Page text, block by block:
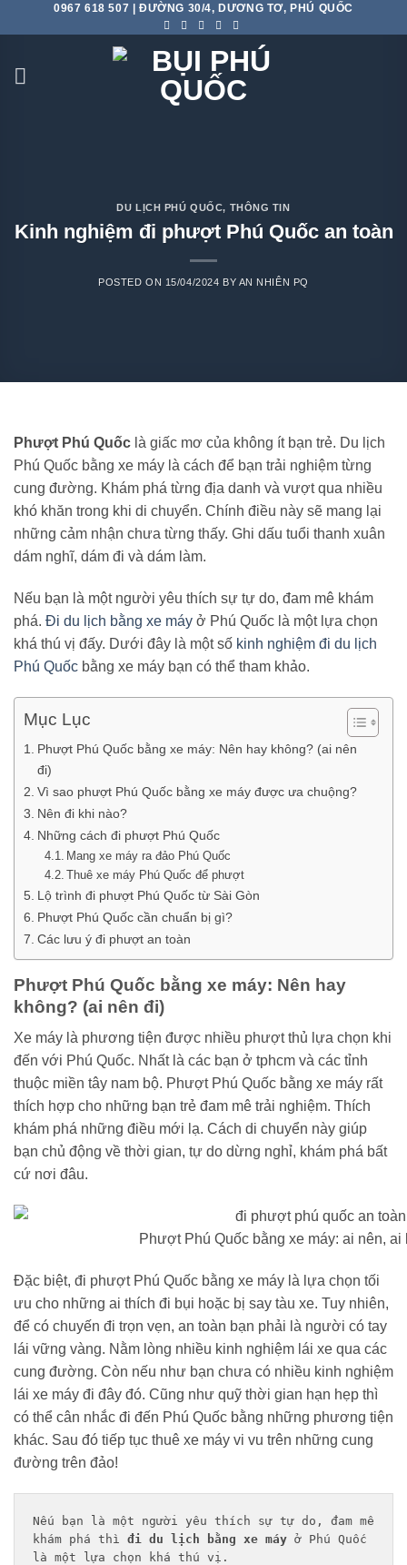
to
0967 618 507 | ĐƯỜNG 30/4, DƯƠNG TƠ, PHÚ QUỐC
DU LỊCH PHÚ QUỐC, THÔNG TIN
Kinh nghiệm đi phượt Phú Quốc an toàn
POSTED ON 15/04/2024 BY AN NHIÊN PQ
Phượt Phú Quốc là giấc mơ của không ít bạn trẻ. Du lịch
Phú Quốc bằng xe máy là cách để bạn trải nghiệm từng
cung đường. Khám phá từng địa danh và vượt qua nhiều
khó khăn trong khi di chuyển. Chính điều này sẽ mang lại
những cảm nhận chưa từng thấy. Ghi dấu tuổi thanh xuân
dám nghĩ, dám đi và dám làm.
Nếu bạn là một người yêu thích sự tự do, đam mê khám
phá. Đi du lịch bằng xe máy ở Phú Quốc là một lựa chọn
khá thú vị đấy. Dưới đây là một số kinh nghiệm đi du lịch
Phú Quốc bằng xe máy bạn có thể tham khảo.
Mục Lục
Phượt Phú Quốc bằng xe máy: Nên hay không? (ai nên
đi)
Vì sao phượt Phú Quốc bằng xe máy được ưa chuộng?
Nên đi khi nào?
Những cách đi phượt Phú Quốc
Mang xe máy ra đảo Phú Quốc
Thuê xe máy Phú Quốc để phượt
Lộ trình đi phượt Phú Quốc từ Sài Gòn
Phượt Phú Quốc cần chuẩn bị gì?
Các lưu ý đi phượt an toàn
Phượt Phú Quốc bằng xe máy: Nên hay
không? (ai nên đi)
Xe máy là phương tiện được nhiều phượt thủ lựa chọn khi
đến với Phú Quốc. Nhất là các bạn ở tphcm và các tỉnh
thuộc miền tây nam bộ. Phượt Phú Quốc bằng xe máy rất
thích hợp cho những bạn trẻ đam mê trải nghiệm. Thích
khám phá những điều mới lạ. Cách di chuyển này giúp
bạn chủ động về thời gian, tự do dừng nghỉ, khám phá bất
cứ nơi đâu.
Phượt Phú Quốc bằng xe máy: ai nên, ai
Đặc biệt, đi phượt Phú Quốc bằng xe máy là lựa chọn tối
ưu cho những ai thích đi bụi hoặc bị say tàu xe. Tuy nhiên,
để có chuyến đi trọn vẹn, an toàn bạn phải là người có tay
lái vững vàng. Nằm lòng nhiều kinh nghiệm lái xe qua các
cung đường. Còn nếu như bạn chưa có nhiều kinh nghiệm
lái xe máy đi đây đó. Cũng như quỹ thời gian hạn hẹp thì
có thể cân nhắc đi đến Phú Quốc bằng những phương tiện
khác. Sau đó tiếp tục thuê xe máy vi vu trên những cung
đường trên đảo!
Nếu bạn là một người yêu thích sự tự do, đam mê
khám phá thì đi du lịch bằng xe máy ở Phú Quốc
là một lựa chọn khá thú vị.